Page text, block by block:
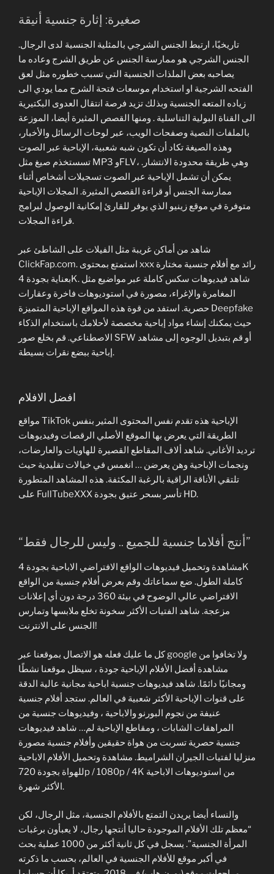
صغيرة: إثارة جنسية أنيقة
تاريخيًا، ارتبط الجنس الشرجي بالمثلية الجنسية لدى الرجال.
الجنس الشرجي هو ممارسة الجنس عن طريق الشرج وعاده ما
يصاحبه بعض الملذات الجنسية التي تسبب خطوره مثل لعق
الفتحه الشرجية او استخدام موسعات فتحة الشرج مما يودي الى
زياده المتعه الجنسية وبذلك تزيد فرصة انتقال العدوى البكتيرية
الى القناة البولية التناسلية . ومنها القصص المثيرة أيضا، الموزعة
بالملفات النصية وصفحات الويب، عبر لوحات الرسائل والأخبار،
وهذه الصيغة تكاد أن تكون شبه شعبية، الإباحية عبر الصوت
تسستخذم صيغ مثل MP3 وFLV، وهي طريقة محدودة الانتشار.
يمكن أن تشمل الإباحية عبر الصوت تسجيلات أشخاص أثناء
ممارسة الجنس أو قراءة القصص المثيرة. المجلات الإباحية
متوفرة في موقع زينيو الذي يوفر للقارئ إمكانية الوصول لبرامج
قراءة المجلات.
شاهد من أماكن غريبة مثل الفيلات على الشاطئ عبر
ClickFap.com. استمتع بمحتوى xxx رائد مع أفلام جنسية مختارة
بعناية بجودة 4K. شاهد فيديوهات سكس كاملة عبر مواضيع مثل
المغامرة والإغراء، مصورة في استوديوهات فاخرة وعقارات
حصرية. استفد من قوة هذه المواقع الإباحية المتميزة Deepfake
حيث يمكنك إنشاء مواد إباحية مخصصة لأحلامك باستخدام الذكاء
الاصطناعي. قم بخلع صور SFW أو قم بتبديل الوجوه إلى مشاهد
إباحية ببضع نقرات بسيطة.
افضل الافلام
مواقع TikTok الإباحية هذه تقدم نفس المحتوى المثير بنفس
الطريقة التي يعرض بها الموقع الأصلي الرقصات وفيديوهات
ترديد الأغاني. شاهد ألاف المقاطع القصيرة للهاويات والعارضات،
ونجمات الإباحية وهن يعرضن … انغمس في خيالات تقليدية حيث
تلتقي الأناقة الراقية بالرغبة المكثفة. هذه المشاهد المتطورة
على FullTubeXXX تأسر بسحر عتيق بجودة HD.
“أنتج أفلاما جنسية للجميع .. وليس للرجال فقط”
مشاهدة وتحميل فيديوهات الواقع الافتراضي الاباحية بجودة 4K
كاملة الطول. ضع سماعاتك وقم بعرض أفلام جنسية من الواقع
الافتراضي عالي الوضوح في بيئة 360 درجة دون أي إعلانات
مزعجة. شاهد الفتيات الأكثر سخونة تخلع ملابسها وتمارس
الجنس على الانترنت!
كل ما عليك فعله هو الاتصال بموقعنا عبر google ولا تخافوا من
مشاهدة أفضل الأفلام الإباحية جودة ، سيظل موقعنا نشطًا
ومجانيًا دائمًا. شاهد فيديوهات جنسية اباحية مجانية عالية الدقة
على قنوات الإباحية الأكثر شعبية في العالم. ستجد أفلام جنسية
عنيفة من نجوم البورنو والاباحية ، وفيديوهات جنسية من
المراهقات الشابات ، ومقاطع الإباحية لم… شاهد فيديوهات
جنسية حصرية تسربت من هواة حقيقين وأفلام جنسية مصورة
منزليا لفتيات الجيران الشراميط. مشاهدة وتحميل الأفلام الاباحية
للهواة بجودة 720p / 1080p / 4K من استوديوهات الاباحية
الأكثر شهرة.
والنساء أيضا يريدن التمتع بالأفلام الجنسية، مثل الرجال، لكن
“معظم تلك الأفلام الموجودة حاليا أنتجها رجال، لا يعبأون برغبات
المرأة الجنسية”. يسجل في كل ثانية أكثر من 1000 عملية بحث
في أكبر موقع للأفلام الجنسية في العالم، بحسب ما ذكرته